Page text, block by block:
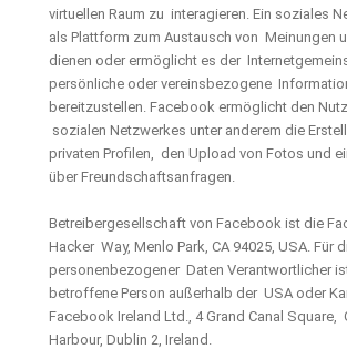
virtuellen Raum zu interagieren. Ein soziales
als Plattform zum Austausch von Meinungen
dienen oder ermöglicht es der
persönliche oder vereinsbezogene
bereitzustellen. Facebook ermöglicht den
sozialen Netzwerkes unter anderem die
privaten Profilen, den Upload von Fotos und
über Freundschaftsanfragen.
Betreibergesellschaft von Facebook ist die
Hacker Way, Menlo Park, CA 94025, USA. Für
personenbezogener Daten Verantwortlicher
betroffene Person außerhalb der USA oder
Facebook Ireland Ltd., 4 Grand Canal Square,
Harbour, Dublin 2, Ireland.